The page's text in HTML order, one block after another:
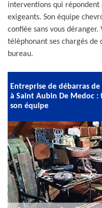
interventions qui répondent
exigeants. Son équipe
confiée sans vous déranger.
téléphonant ses chargés
bureau.
Entreprise de débarras
à Saint Aubin De Medoc :
son équipe